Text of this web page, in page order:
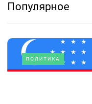
Популярное
ПОЛИТИКА